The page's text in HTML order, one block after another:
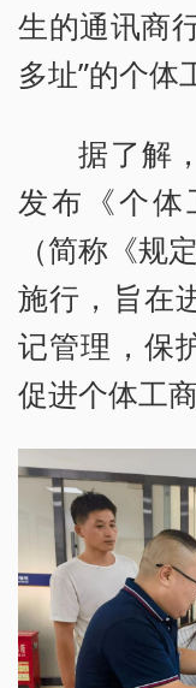
生的通讯商
多址”的个体
据了解
发布《个体
（简称《规
施行，旨在
记管理，保
促进个体工